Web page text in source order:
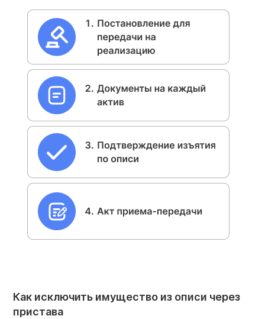
Как исключить имущество из описи через
пристава